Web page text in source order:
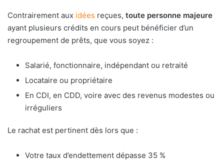
Contrairement aux idées reçues, toute personne majeure
ayant plusieurs crédits en cours peut bénéficier d’un
regroupement de prêts, que vous soyez :
Salarié, fonctionnaire, indépendant ou retraité
Locataire ou propriétaire
En CDI, en CDD, voire avec des revenus modestes ou
irréguliers
Le rachat est pertinent dès lors que :
Votre taux d’endettement dépasse 35 %